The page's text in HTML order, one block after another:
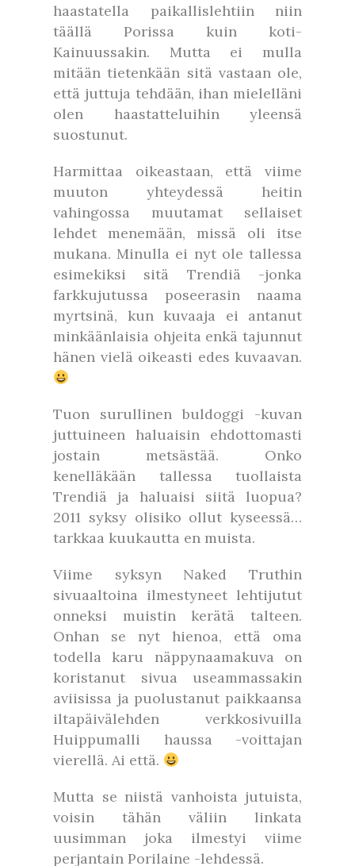
haastatella paikallislehtiin niin
täällä Porissa kuin koti-
Kainuussakin. Mutta ei mulla
mitään tietenkään sitä vastaan ole,
että juttuja tehdään, ihan mielelläni
olen haastatteluihin yleensä
suostunut.
Harmittaa oikeastaan, että viime
muuton yhteydessä heitin
vahingossa muutamat sellaiset
lehdet menemään, missä oli itse
mukana. Minulla ei nyt ole tallessa
esimekiksi sitä Trendiä -jonka
farkkujutussa poseerasin naama
myrtsinä, kun kuvaaja ei antanut
minkäänlaisia ohjeita enkä tajunnut
hänen vielä oikeasti edes kuvaavan.
Tuon surullinen buldoggi -kuvan
juttuineen haluaisin ehdottomasti
jostain metsästää. Onko
kenelläkään tallessa tuollaista
Trendiä ja haluaisi siitä luopua?
2011 syksy olisiko ollut kyseessä…
tarkkaa kuukautta en muista.
Viime syksyn Naked Truthin
sivuaaltoina ilmestyneet lehtijutut
onneksi muistin kerätä talteen.
Onhan se nyt hienoa, että oma
todella karu näppynaamakuva on
koristanut sivua useammassakin
aviisissa ja puolustanut paikkaansa
iltapäivälehden verkkosivuilla
Huippumalli haussa -voittajan
vierellä. Ai että.
Mutta se niistä vanhoista jutuista,
voisin tähän väliin linkata
uusimman joka ilmestyi viime
perjantain Porilaine -lehdessä.